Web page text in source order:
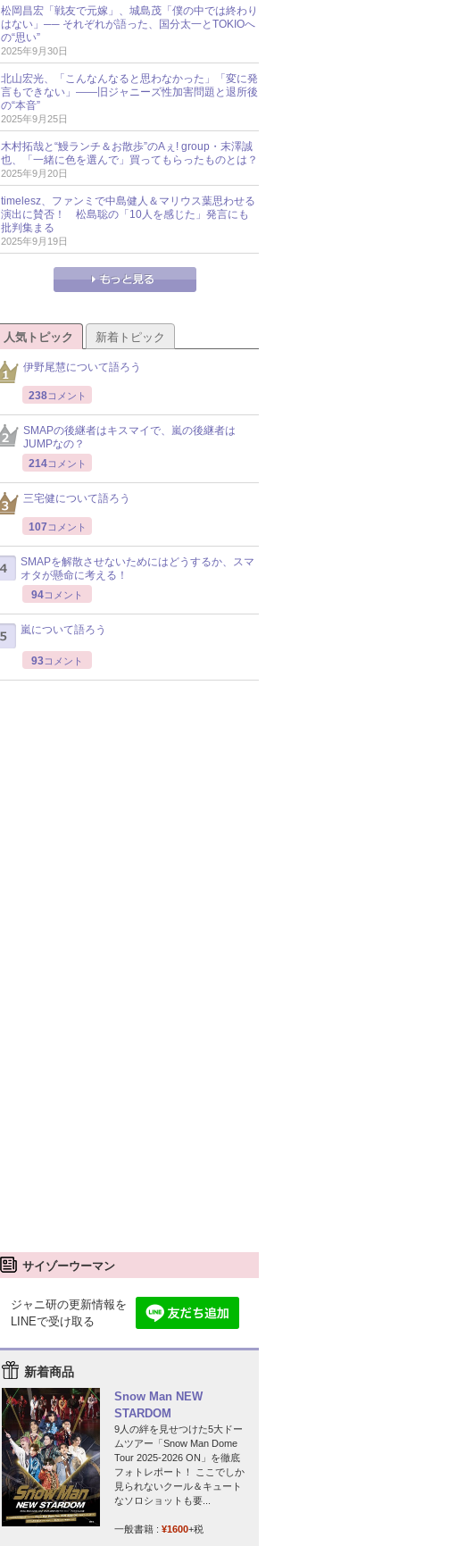
松岡昌宏「戦友で元嫁」、城島茂「僕の中では終わり
はない」── それぞれが語った、国分太一とTOKIOへ
の“思い”
2025年9月30日
北山宏光、「こんなんなると思わなかった」「変に発
言もできない」――旧ジャニーズ性加害問題と退所後
の“本音”
2025年9月25日
木村拓哉と“鰻ランチ＆お散歩”のAぇ! group・末澤誠
也、「一緒に色を選んで」買ってもらったものとは？
2025年9月20日
timelesz、ファンミで中島健人＆マリウス葉思わせる
演出に賛否！ 松島聡の「10人を感じた」発言にも
批判集まる
2025年9月19日
人気トピック 新着トピック
伊野尾慧について語ろう
238コメント
SMAPの後継者はキスマイで、嵐の後継者は
JUMPなの？
214コメント
三宅健について語ろう
107 コメント
SMAPを解散させないためにはどうするか、スマ
オタが懸命に考える！
94コメント
嵐について語ろう
93コメント
サイゾーウーマン
ジャニ研の更新情報を
LINEで受け取る
新着商品
Snow Man NEW
STARDOM
9人の絆を見せつけた5大ドー
ムツアー「Snow Man Dome
Tour 2025-2026 ON」を徹底
フォトレポート！ ここでしか
見られないクール＆キュート
なソロショットも要...
一般書籍 : ¥1600+税